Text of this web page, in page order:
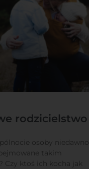
rodzicielstwo
osoby niedawno
takim
Czy ktoś ich kocha jak